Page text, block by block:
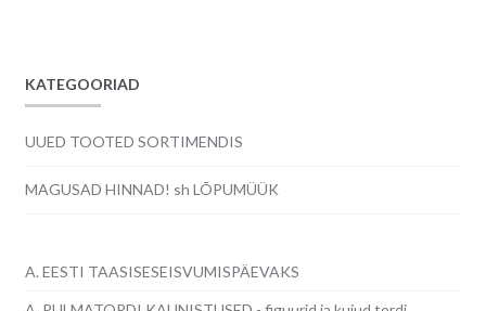
KATEGOORIAD
UUED TOOTED SORTIMENDIS
MAGUSAD HINNAD! sh LÕPUMÜÜK
A. EESTI TAASISESEISVUMISPÄEVAKS